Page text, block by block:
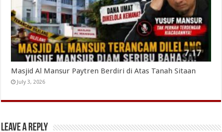
Masjid Al Mansur Paytren Berdiri di Atas Tanah Sitaan
July 3, 2026
Leave a Reply